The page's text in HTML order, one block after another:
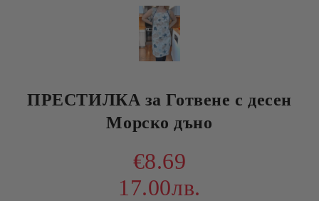
ПРЕСТИЛКА за Готвене с десен
Морско дъно
€8.69
17.00лв.